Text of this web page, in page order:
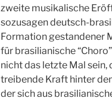
zweite musikalische
sozusagen deutsch-
Formation gestandener
für brasilianische
nicht das letzte Mal sein,
treibende Kraft hinter
der sich aus